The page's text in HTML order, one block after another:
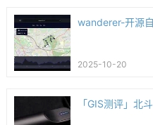
wanderer-开源
2025-10-20
「GIS测评」北